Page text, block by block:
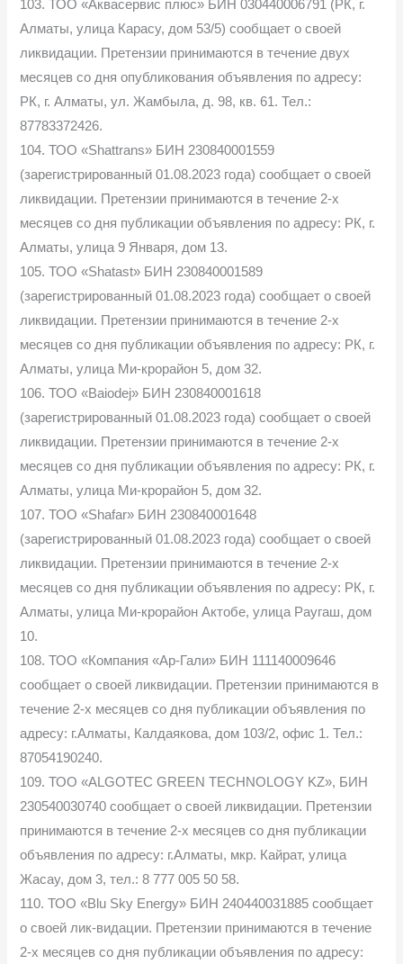
103. ТОО «Аквасервис плюс» БИН 030440006791 (РК, г.
Алматы, улица Карасу, дом 53/5) сообщает о своей
ликвидации. Претензии принимаются в течение двух
месяцев со дня опубликования объявления по адресу:
РК, г. Алматы, ул. Жамбыла, д. 98, кв. 61. Тел.:
87783372426.
104. ТОО «Shattrans» БИН 230840001559
(зарегистрированный 01.08.2023 года) сообщает о своей
ликвидации. Претензии принимаются в течение 2-х
месяцев со дня публикации объявления по адресу: РК, г.
Алматы, улица 9 Января, дом 13.
105. ТОО «Shatast» БИН 230840001589
(зарегистрированный 01.08.2023 года) сообщает о своей
ликвидации. Претензии принимаются в течение 2-х
месяцев со дня публикации объявления по адресу: РК, г.
Алматы, улица Ми-крорайон 5, дом 32.
106. ТОО «Baiodej» БИН 230840001618
(зарегистрированный 01.08.2023 года) сообщает о своей
ликвидации. Претензии принимаются в течение 2-х
месяцев со дня публикации объявления по адресу: РК, г.
Алматы, улица Ми-крорайон 5, дом 32.
107. ТОО «Shafar» БИН 230840001648
(зарегистрированный 01.08.2023 года) сообщает о своей
ликвидации. Претензии принимаются в течение 2-х
месяцев со дня публикации объявления по адресу: РК, г.
Алматы, улица Ми-крорайон Актобе, улица Раугаш, дом
10.
108. ТОО «Компания «Ар-Гали» БИН 111140009646
сообщает о своей ликвидации. Претензии принимаются в
течение 2-х месяцев со дня публикации объявления по
адресу: г.Алматы, Калдаякова, дом 103/2, офис 1. Тел.:
87054190240.
109. ТОО «ALGOTEC GREEN TECHNOLOGY KZ», БИН
230540030740 сообщает о своей ликвидации. Претензии
принимаются в течение 2-х месяцев со дня публикации
объявления по адресу: г.Алматы, мкр. Кайрат, улица
Жасау, дом 3, тел.: 8 777 005 50 58.
110. ТОО «Blu Sky Energy» БИН 240440031885 сообщает
о своей лик-видации. Претензии принимаются в течение
2-х месяцев со дня публикации объявления по адресу: